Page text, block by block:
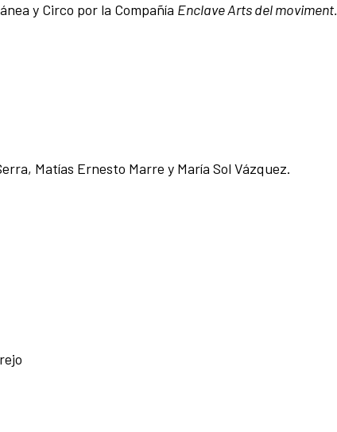
y Circo por la Compañía Enclave Arts del moviment.
Matías Ernesto Marre y María Sol Vázquez.